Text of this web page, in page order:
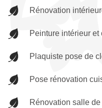
Rénovation
Peinture intérieur et
Plaquiste pose de
Pose rénovation
Rénovation salle